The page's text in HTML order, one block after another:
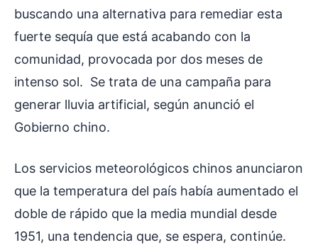
buscando una alternativa para remediar esta
fuerte sequía que está acabando con la
comunidad, provocada por dos meses de
intenso sol. Se trata de una campaña para
generar lluvia artificial, según anunció el
Gobierno chino.
Los servicios meteorológicos chinos anunciaron
que la temperatura del país había aumentado el
doble de rápido que la media mundial desde
1951, una tendencia que, se espera, continúe.